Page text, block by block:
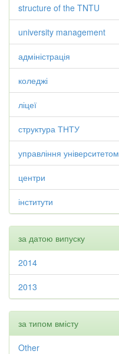
structure of the TNTU
university management
адміністрація
коледжі
ліцеї
структура ТНТУ
управління університетом
центри
інститути
за датою випуску
2014
2013
за типом вмісту
Other